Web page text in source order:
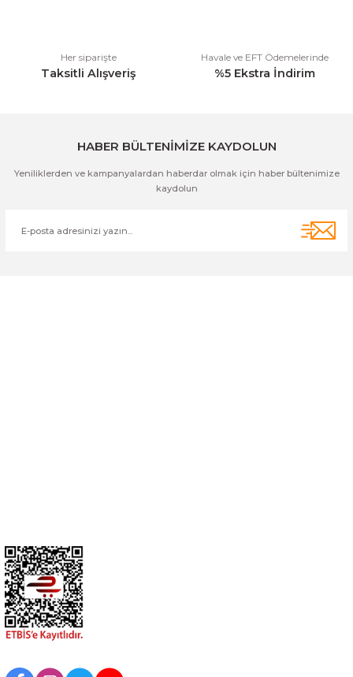
Her siparişte
Taksitli Alışveriş
Havale ve EFT Ödemelerinde
%5 Ekstra İndirim
HABER BÜLTENİMİZE KAYDOLUN
Yeniliklerden ve kampanyalardan haberdar olmak için haber bültenimize
kaydolun